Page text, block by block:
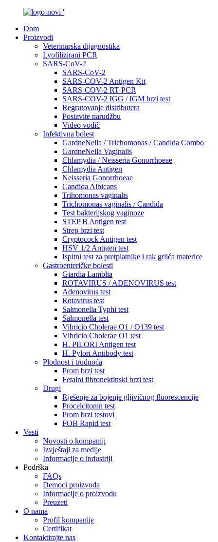
Dom
Proizvodi
Veterinarska dijagnostika
Lyofilizirani PCR
SARS-CoV-2
SARS-CoV-2
SARS-COV-2 Antigen Kit
SARS-COV-2 RT-PCR
SARS-COV-2 IGG / IGM brzi test
Regrutovanje distributera
Postavite narudžbu
Video vodič
Infektivna bolest
GardneNella / Trichomonas / Candida Combo
GardneNella Vaginalis
Chlamydia / Neisseria Gonorrhoeae
Chlamydia Antigen
Neisseria Gonorrhoeae
Candida Albicans
Trihomonas vaginalis
Trichomonas vaginalis / Candida
Test bakterijskog vaginoze
STEP B Antigen test
Strep brzi test
Cryptocock Antigen test
HSV 1/2 Antigen test
Ispitni test za pretplatnike i rak grlića materice
Gastroenteričke bolesti
Giardia Lamblia
ROTAVIRUS / ADENOVIRUS test
Adenovirus test
Rotavirus test
Salmonella Typhi test
Salmonella test
Vibricio Cholerae O1 / O139 test
Vibricio Cholerae O1 test
H. PILORI Antigen test
H. Pylori Antibody test
Plodnost i trudnoća
Prom brzi test
Fetalni fibronektinski brzi test
Drugi
Rješenje za bojenje gljivičnog fluorescencije
Procelcitonin test
Prom brzi testovi
FOB Rapid test
Vesti
Novosti o kompaniji
Izvještaji za medije
Informacije o industriji
Podrška
FAQs
Democi proizvoda
Informacije o proizvodu
Preuzeti
O nama
Profil kompanije
Certifikat
Kontaktirajte nas